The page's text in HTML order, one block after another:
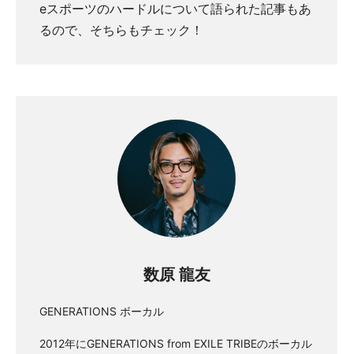
eスポーツのハードルについて語られた記事もあ
るので、そちらもチェック！
数原 龍友
GENERATIONS ボーカル
2012年にGENERATIONS from EXILE TRIBEのボーカル